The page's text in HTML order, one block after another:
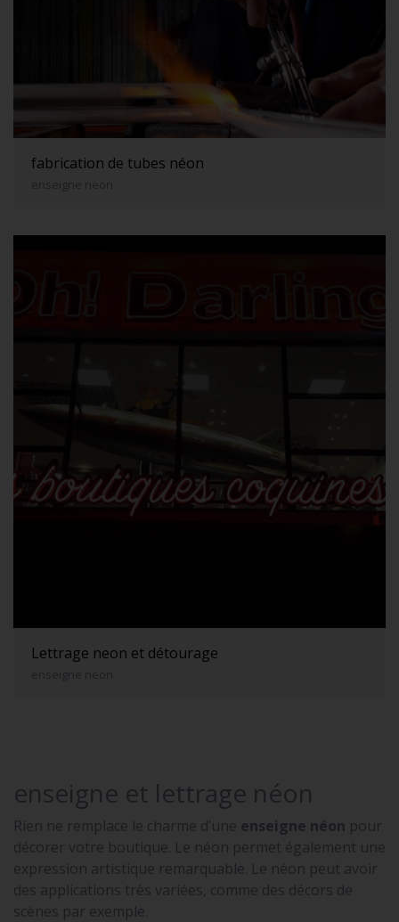
fabrication de tubes néon
enseigne neon
Lettrage neon et détourage
enseigne neon
enseigne et lettrage néon
Rien ne remplace le charme d’une enseigne néon pour
décorer votre boutique. Le néon permet également une
expression artistique remarquable. Le néon peut avoir
des applications très variées, comme des décors de
scènes par exemple.